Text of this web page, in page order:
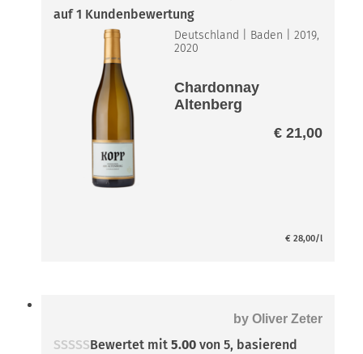
auf1 Kundenbewertung
Deutschland Baden |2019,
2020
Chardonnay
Altenberg
€21,00
€ 28,00/l
by Oliver Zeter
Bewertet mit5.00 von 5, basierend